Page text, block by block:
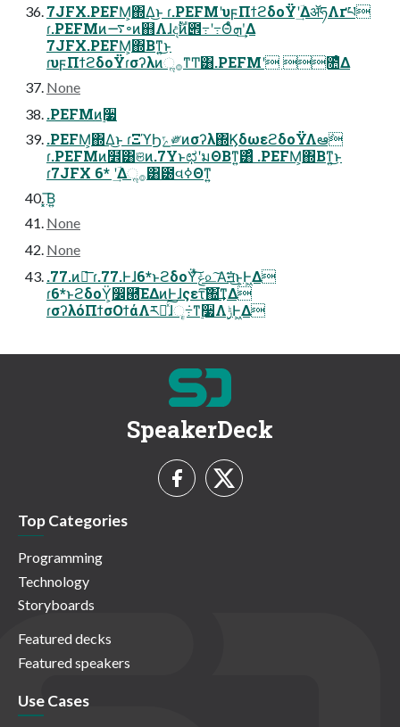
7JFX.PEFM͕΍Δ͜ͱ ɾ.PEFMʹυϝΠϯϩδοΫʹؔ͢ΔॲཧΛґཔ
ɾ.PEFMͷ࠷৽ͷ஋Λɺදࣔͷ౎߹ʹ߹Θͤͨܗʹ͢Δ
7JFX.PEFM͕΍Βͳ͍͜ͱ
ɾυϝΠϯϩδοΫɾσʔλͷૢ࡞ͳͲ͸.PEFMʹ ೚ͤΔ
None
.PEFMͷ࣮૷
.PEFM͕΍Δ͜ͱ ɾΞϓϦݻ༗ͷσʔλ΍ϏδωεϩδοΫΛఆٛ
ɾ.PEFMͷ໾ׂ͸ଞͷ.7YͱಛʹมΘΒͳ͍͸ͣ .PEFM͕΍Βͳ͍͜ͱ
ɾ7JFX 6* ʹؔ͢Δૢ࡞͸౰વߦΘͳ͍
͓͞Β͍
None
None
.77.ͷྑ͞ ɾ.77.Ͱɺ6*ͱϩδοΫͯ͠ݟ௨͠Α͘ॻ͘͜ͱ͕Ͱ͖Δ
ɾ6*ͱϩδοΫ͕෼཭͞ΕΔͷͰɺςετ͠΍͘͢ͳΔ
ɾσʔλόΠϯσΟϯάΛར༻ͯ͠ɺૄ݁߹ͳ࣮૷Λ࣮ݱͰ͖Δ
SpeakerDeck
Top Categories
Programming
Technology
Storyboards
Featured decks
Featured speakers
Use Cases